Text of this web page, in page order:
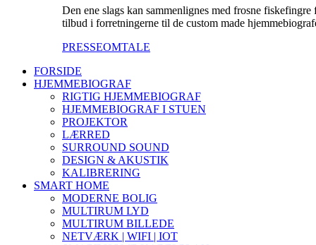
Den ene slags kan sammenlignes med frosne
tilbud i forretningerne til de custom made
PRESSEOMTALE
FORSIDE
HJEMMEBIOGRAF
RIGTIG HJEMMEBIOGRAF
HJEMMEBIOGRAF I STUEN
PROJEKTOR
LÆRRED
SURROUND SOUND
DESIGN & AKUSTIK
KALIBRERING
SMART HOME
MODERNE BOLIG
MULTIRUM LYD
MULTIRUM BILLEDE
NETVÆRK | WIFI | IOT